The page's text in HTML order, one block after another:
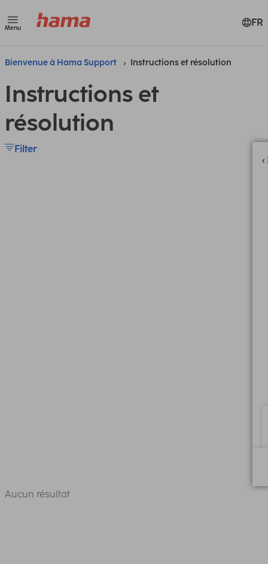
Menu FR
Bienvenue à Hama Support Instructions et résolution
Instructions et
résolution
Filter
Aucun résultat